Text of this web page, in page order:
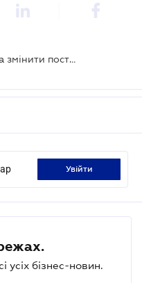
Навіть за наявності боргу можна змінити постачальника газу, але борг не анулюється
увійти
усіх бізнес-новин.